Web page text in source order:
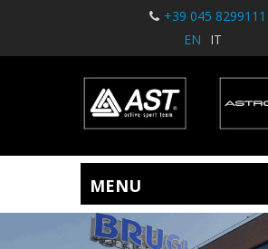
+39 045 8299111
EN
IT